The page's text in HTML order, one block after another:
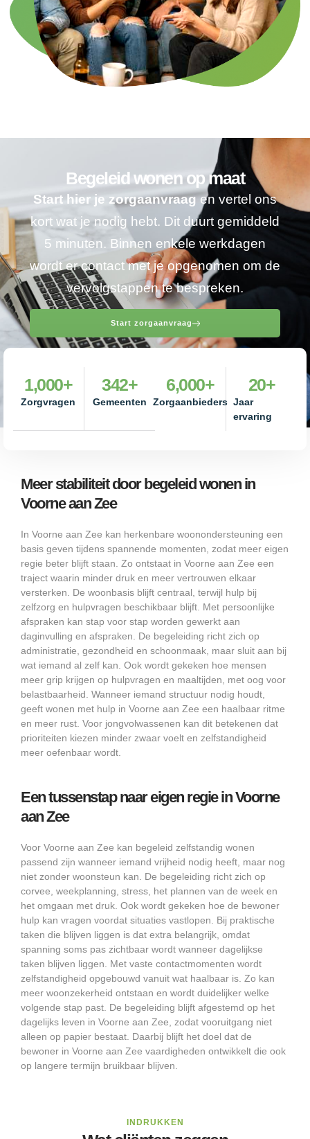
Begeleid wonen op maat
Start hier je zorgaanvraagen vertel ons
kort wat je nodig hebt. Dit duurt gemiddeld
5 minuten. Binnen enkele werkdagen
wordt er contact met je opgenomen om de
vervolgstappen te bespreken.
Start zorgaanvraag
Zorgvragen
1,000+
Gemeenten
342+
Zorgaanbieders
6,000+
Jaar
ervaring
20+
Meer stabiliteit door begeleid wonen in
Voorne aan Zee
In Voorne aan Zee kan herkenbare woonondersteuning een
basis geven tijdens spannende momenten, zodat meer eigen
regie beter blijft staan. Zo ontstaat in Voorne aan Zee een
traject waarin minder druk en meer vertrouwen elkaar
versterken. De woonbasis blijft centraal, terwijl hulp bij
zelfzorg en hulpvragen beschikbaar blijft. Met persoonlijke
afspraken kan stap voor stap worden gewerkt aan
daginvulling en afspraken. De begeleiding richt zich op
administratie, gezondheid en schoonmaak, maar sluit aan bij
wat iemand al zelf kan. Ook wordt gekeken hoe mensen
meer grip krijgen op hulpvragen en maaltijden, met oog voor
belastbaarheid. Wanneer iemand structuur nodig houdt,
geeft wonen met hulp in Voorne aan Zee een haalbaar ritme
en meer rust. Voor jongvolwassenen kan dit betekenen dat
prioriteiten kiezen minder zwaar voelt en zelfstandigheid
meer oefenbaar wordt.
Een tussenstap naar eigen regie in Voorne
aan Zee
Voor Voorne aan Zee kan begeleid zelfstandig wonen
passend zijn wanneer iemand vrijheid nodig heeft, maar nog
niet zonder woonsteun kan. De begeleiding richt zich op
corvee, weekplanning, stress, het plannen van de week en
het omgaan met druk. Ook wordt gekeken hoe de bewoner
hulp kan vragen voordat situaties vastlopen. Bij praktische
taken die blijven liggen is dat extra belangrijk, omdat
spanning soms pas zichtbaar wordt wanneer dagelijkse
taken blijven liggen. Met vaste contactmomenten wordt
zelfstandigheid opgebouwd vanuit wat haalbaar is. Zo kan
meer woonzekerheid ontstaan en wordt duidelijker welke
volgende stap past. De begeleiding blijft afgestemd op het
dagelijks leven in Voorne aan Zee, zodat vooruitgang niet
alleen op papier bestaat. Daarbij blijft het doel dat de
bewoner in Voorne aan Zee vaardigheden ontwikkelt die ook
op langere termijn bruikbaar blijven.
INDRUKKEN